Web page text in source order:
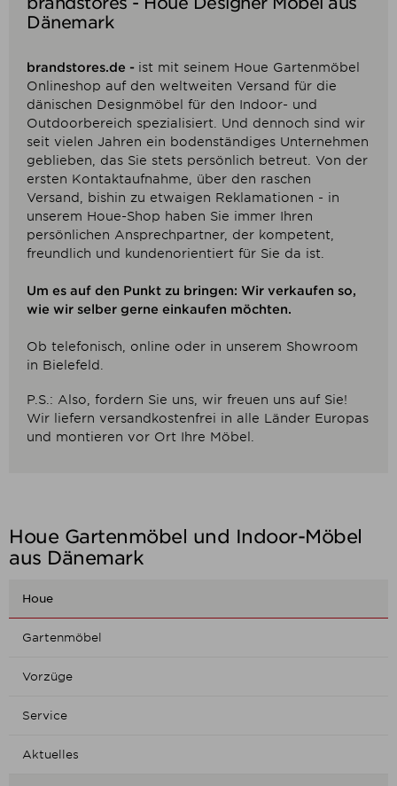
Dänemark
brandstores.de - ist mit seinem Houe Gartenmöbel
Onlineshop auf den weltweiten Versand für die
dänischen Designmöbel für den Indoor- und
Outdoorbereich spezialisiert. Und dennoch sind wir
seit vielen Jahren ein bodenständiges Unternehmen
geblieben, das Sie stets persönlich betreut. Von der
ersten Kontaktaufnahme, über den raschen
Versand, bishin zu etwaigen Reklamationen - in
unserem Houe-Shop haben Sie immer Ihren
persönlichen Ansprechpartner, der kompetent,
freundlich und kundenorientiert für Sie da ist.
Um es auf den Punkt zu bringen: Wir verkaufen so,
wie wir selber gerne einkaufen möchten.
Ob telefonisch, online oder in unserem Showroom
in Bielefeld.
P.S.: Also, fordern Sie uns, wir freuen uns auf Sie!
Wir liefern versandkostenfrei in alle Länder Europas
und montieren vor Ort Ihre Möbel.
Houe Gartenmöbel und Indoor-Möbel
aus Dänemark
Houe
Gartenmöbel
Vorzüge
Service
Aktuelles